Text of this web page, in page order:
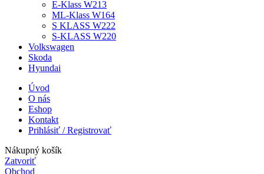
E-Klass W213
ML-Klass W164
S KLASS W222
S-KLASS W220
Volkswagen
Skoda
Hyundai
Úvod
O nás
Eshop
Kontakt
Prihlásiť / Registrovať
Nákupný košík
Zatvoriť
Obchod